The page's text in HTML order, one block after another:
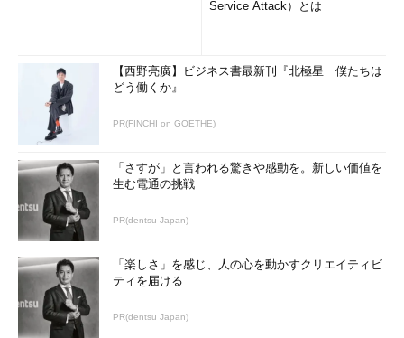
Service Attack）とは
【西野亮廣】ビジネス書最新刊『北極星 僕たちは
どう働くか』
PR(FINCHI on GOETHE)
「さすが」と言われる驚きや感動を。新しい価値を
生む電通の挑戦
PR(dentsu Japan)
「楽しさ」を感じ、人の心を動かすクリエイティビ
ティを届ける
PR(dentsu Japan)